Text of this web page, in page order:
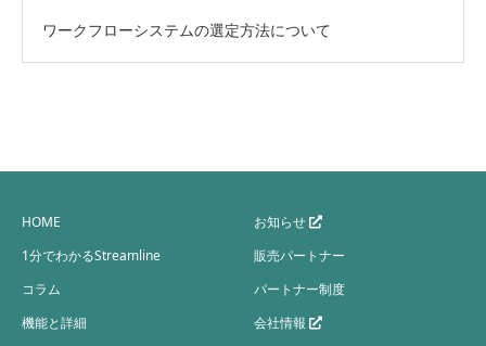
ワークフローシステムの選定方法について
HOME
1分でわかるStreamline
コラム
機能と詳細
お知らせ
販売パートナー
パートナー制度
会社情報